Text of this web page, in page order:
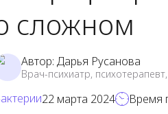
сложном
Автор: Дарья Русанова
Врач-психиатр,
22 марта 2024 Время